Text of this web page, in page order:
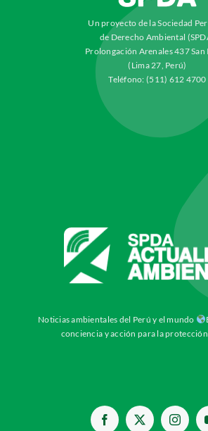
Un proyecto de la Sociedad
de Derecho Ambiental
Prolongación Arenales 437
(Lima 27, Perú)
Teléfono: (511) 612 4700
Noticias ambientales del Perú y el mundo
conciencia y acción para la protección